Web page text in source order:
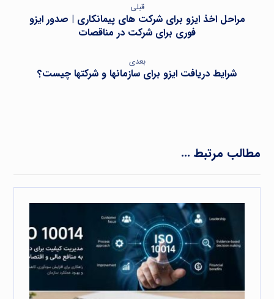
قبلی
مراحل اخذ ایزو برای شرکت های پیمانکاری | صدور ایزو
فوری برای شرکت در مناقصات
بعدی
شرایط دریافت ایزو برای سازمانها و شرکتها چیست؟
مطالب مرتبط ...